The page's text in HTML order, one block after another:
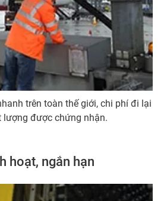
trên toàn thế giới, chi phí đi lại
lượng được chứng nhận.
hoạt, ngắn hạn